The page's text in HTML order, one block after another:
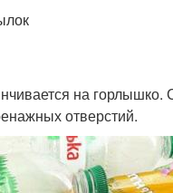
на
отверстий.